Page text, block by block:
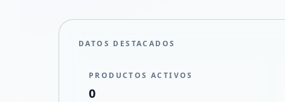
DATOS DESTACADOS
PRODUCTOS ACTIVOS
0